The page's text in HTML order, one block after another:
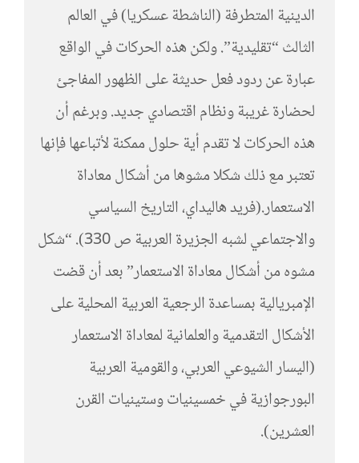
الدينية المتطرفة (الناشطة عسكريا) في العالم
الثالث “تقليدية”. ولكن هذه الحركات في الواقع
عبارة عن ردود فعل حديثة على الظهور المفاجئ
لحضارة غريبة ونظام اقتصادي جديد. وبرغم أن
هذه الحركات لا تقدم أية حلول ممكنة لأتباعها فإنها
تعتبر مع ذلك شكلا مشوها من أشكال معاداة
الاستعمار.(فريد هاليداي، التاريخ السياسي
والاجتماعي لشبه الجزيرة العربية ص 330). “شكل
مشوه من أشكال معاداة الاستعمار” بعد أن قضت
الإمبريالية بمساعدة الرجعية العربية المحلية على
الأشكال التقدمية والعلمانية لمعاداة الاستعمار
(اليسار الشيوعي العربي، والقومية العربية
البورجوازية في خمسينيات وستينيات القرن
العشرين).